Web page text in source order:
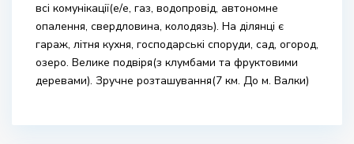
всі комунікації(е/е, газ, водопровід, автономне
опалення, свердловина, колодязь). На ділянці є
гараж, літня кухня, господарські споруди, сад, огород,
озеро. Велике подвіря(з клумбами та фруктовими
деревами). Зручне розташування(7 км. До м. Валки)